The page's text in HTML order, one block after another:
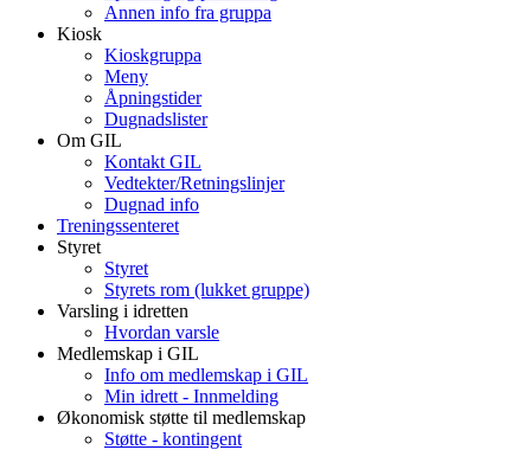
Annen info fra gruppa
Kiosk
Kioskgruppa
Meny
Åpningstider
Dugnadslister
Om GIL
Kontakt GIL
Vedtekter/Retningslinjer
Dugnad info
Treningssenteret
Styret
Styret
Styrets rom (lukket gruppe)
Varsling i idretten
Hvordan varsle
Medlemskap i GIL
Info om medlemskap i GIL
Min idrett - Innmelding
Økonomisk støtte til medlemskap
Støtte - kontingent